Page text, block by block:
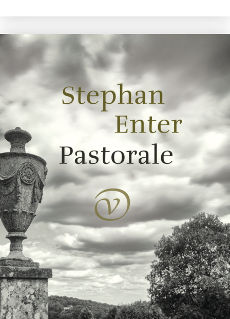
Een jaar uit het leven van Gesine Cresspahl
€49,50
BESTEL